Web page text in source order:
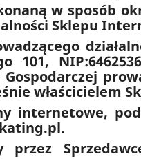
w sposób
Sklepu
właścicielem
internetowe,